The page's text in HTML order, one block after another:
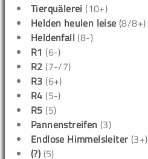
Tierquälerei (10+)
Helden heulen leise (8/8+)
Heldenfall (8-)
R1 (6-)
R2 (7-/7)
R3 (6+)
R4 (5-)
R5 (5)
Pannenstreifen (3)
Endlose Himmelsleiter (3+)
(?) (5)